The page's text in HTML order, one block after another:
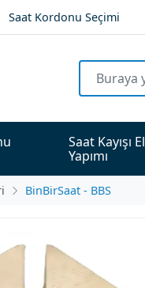
Saat Kordonu Seçimi
Saat Kayışı El
Yapımı
BinBirSaat - BBS